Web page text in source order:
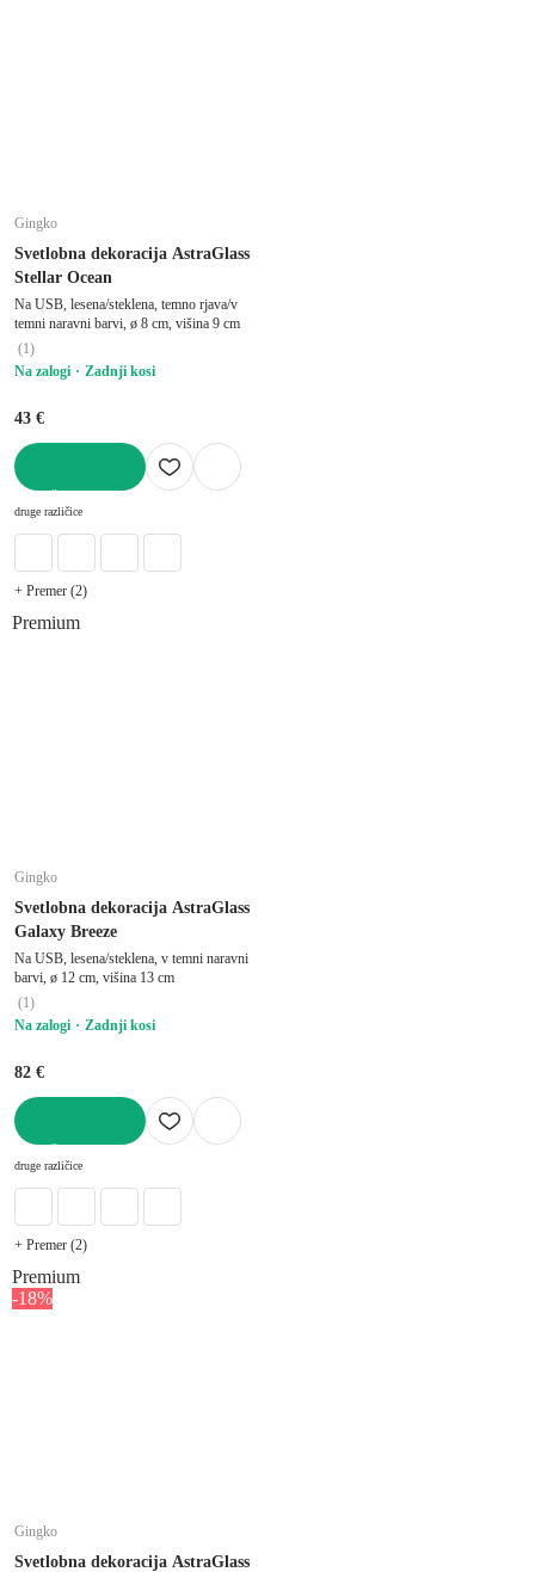
Gingko
Svetlobna dekoracija AstraGlass
Stellar Ocean
Na USB, lesena/steklena, temno rjava/v
temni naravni barvi, ø 8 cm, višina 9 cm
(1)
Na zalogi
Zadnji kosi
43 €
druge različice
+ Premer (2)
Premium
Gingko
Svetlobna dekoracija AstraGlass
Galaxy Breeze
Na USB, lesena/steklena, v temni naravni
barvi, ø 12 cm, višina 13 cm
(1)
Na zalogi
Zadnji kosi
82 €
druge različice
+ Premer (2)
Premium
-18%
Gingko
Svetlobna dekoracija AstraGlass